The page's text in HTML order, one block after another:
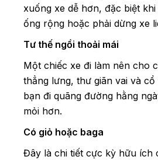
xuống xe dễ hơn, đặc biệt
ống rộng hoặc phải dừng xe
Tư thế ngồi thoải mái
Một chiếc xe đi làm nên cho
thẳng lưng, thư giãn vai và
bạn đi quãng đường hằng
mỏi hơn.
Có giỏ hoặc baga
Đây là chi tiết cực kỳ hữu ích